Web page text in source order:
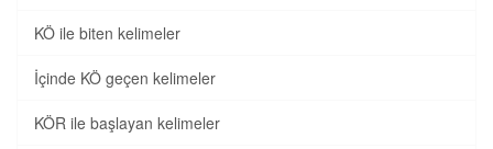
KÖ ile biten kelimeler
İçinde KÖ geçen kelimeler
KÖR ile başlayan kelimeler